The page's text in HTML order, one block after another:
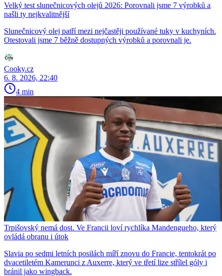
Velký test slunečnicových olejů 2026: Porovnali jsme 7 výrobků a
našli ty nejkvalitnější
Slunečnicový olej patří mezi nejčastěji používané tuky v kuchyních.
Otestovali jsme 7 běžně dostupných výrobků a porovnali je.
Cooky.cz
6. 8. 2026, 22:40
4 min
Trpišovský nemá dost. Ve Francii loví rychlíka Mandengueho, který
ovládá obranu i útok
Slavia po sedmi letních posilách míří znovu do Francie, tentokrát po
dvacetiletém Kamerunci z Auxerre, který ve třetí lize střílel góly i
bránil jako wingback.